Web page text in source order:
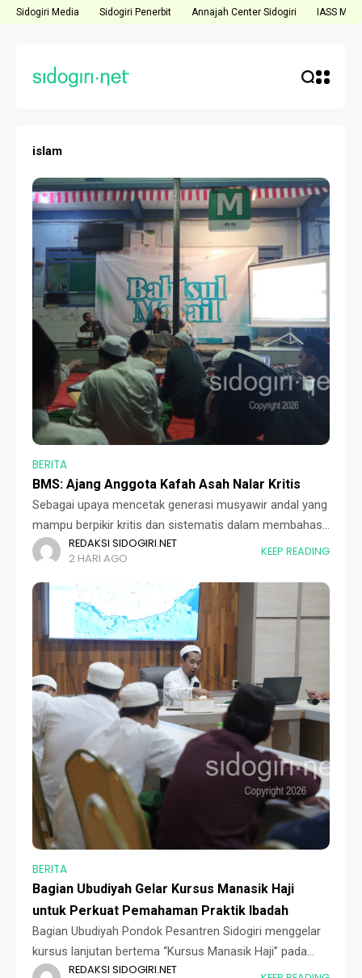
Sidogiri Media Sidogiri Penerbit Annajah Center Sidogiri IASS
islam
BERITA
BMS: Ajang Anggota Kafah Asah Nalar Kritis
Sebagai upaya mencetak generasi musyawir andal yang
mampu berpikir kritis dan sistematis dalam membahas
persoalan fikih, Musyawarah wa Taklimul Kitab (MTK)
menggelar Bahtsul Masail Sufla (BMS) pada Kamis
malam (06/08).
REDAKSI SIDOGIRI.NET
2 HARI AGO
KEEP READING
BERITA
Bagian Ubudiyah Gelar Kursus Manasik Haji
untuk Perkuat Pemahaman Praktik Ibadah
Bagian Ubudiyah Pondok Pesantren Sidogiri menggelar
kursus lanjutan bertema “Kursus Manasik Haji” pada
Sabtu malam (16/05). Kegiatan tersebut dilaksanakan di
REDAKSI SIDOGIRI.NET